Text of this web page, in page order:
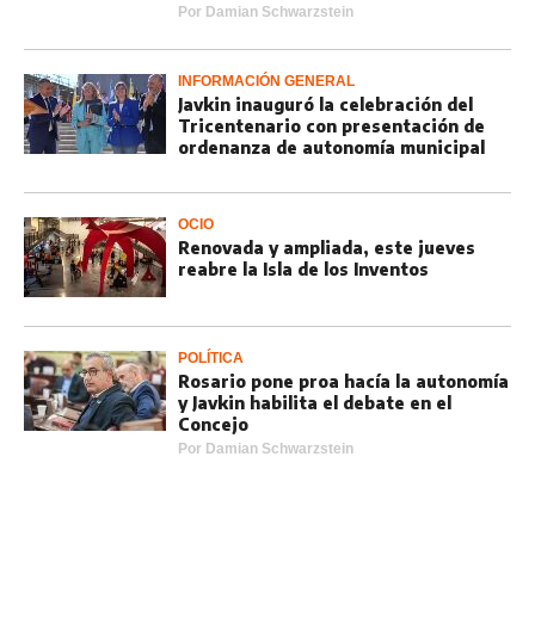
Por Damian Schwarzstein
INFORMACIÓN GENERAL
Javkin inauguró la celebración del
Tricentenario con presentación de
ordenanza de autonomía municipal
OCIO
Renovada y ampliada, este jueves
reabre la Isla de los Inventos
POLÍTICA
Rosario pone proa hacía la autonomía
y Javkin habilita el debate en el
Concejo
Por Damian Schwarzstein